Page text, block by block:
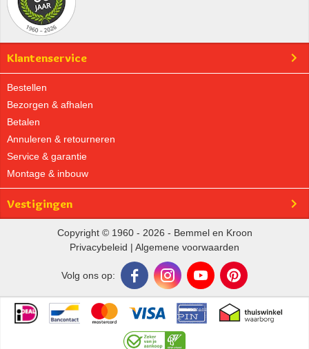
Klantenservice
Bestellen
Bezorgen & afhalen
Betalen
Annuleren & retourneren
Service & garantie
Montage & inbouw
Vestigingen
Copyright © 1960 - 2026 - Bemmel en Kroon
Privacybeleid | Algemene voorwaarden
Volg ons op: